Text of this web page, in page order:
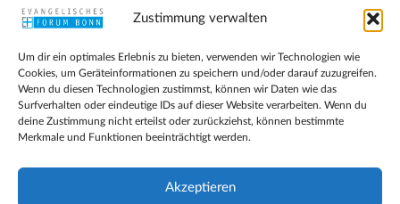
Zustimmung verwalten
Um dir ein optimales Erlebnis zu bieten, verwenden wir Technologien wie
Cookies, um Geräteinformationen zu speichern und/oder darauf zuzugreifen.
Wenn du diesen Technologien zustimmst, können wir Daten wie das
Surfverhalten oder eindeutige IDs auf dieser Website verarbeiten. Wenn du
deine Zustimmung nicht erteilst oder zurückziehst, können bestimmte
Merkmale und Funktionen beeinträchtigt werden.
Akzeptieren
Mi., 15:00 Uhr
Beratung um Handy und PC
Gemeindezentrum Emmaus-Kirche
|Eintritt:kostenfrei |Kurs-Nr.:Hardtberg
16. September 2026
„Pazifistisches Wolkenkuckucksheim“
Haus der Ev. Kirche Bonn
|Eintritt:kostenfrei |